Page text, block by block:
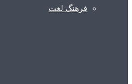
فرهنگ لغت